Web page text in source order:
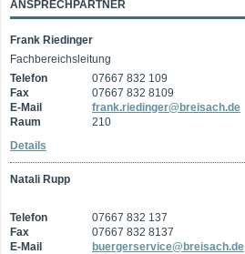
ANSPRECHPARTNER
Frank Riedinger
Fachbereichsleitung
Telefon
07667 832 109
Fax
07667 832 8109
E-Mail
frank.riedinger@breisach.de
Raum
210
Details
Natali Rupp
Telefon
07667 832 137
Fax
07667 832 8137
E-Mail
buergerservice@breisach.de